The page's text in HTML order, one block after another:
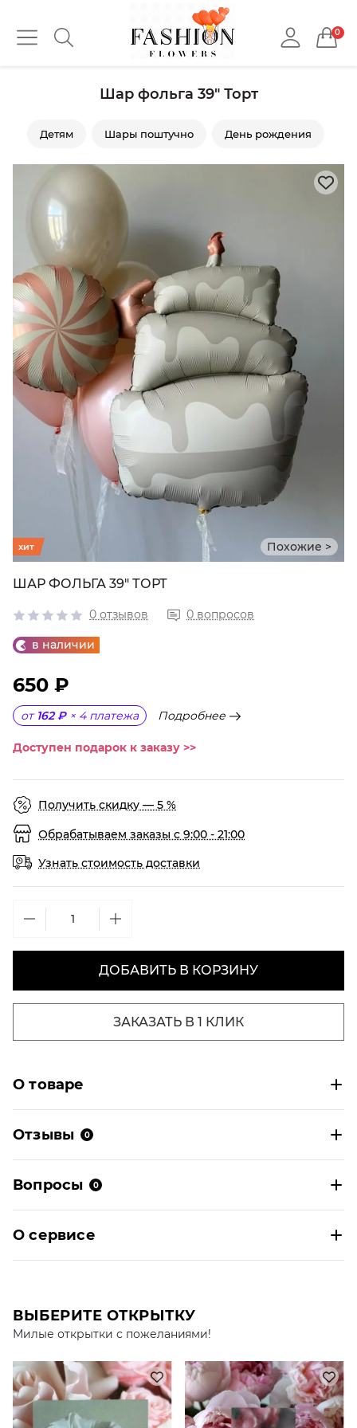
0
Шар фольга 39" Торт
Детям Шары поштучно День рождения
Похожие >
хит
ШАР ФОЛЬГА 39" ТОРТ
0 отзывов 0 вопросов
в наличии
650 ₽
от 162 ₽ × 4 платежа Подробнее
Доступен подарок к заказу >>
Получить скидку — 5 %
Обрабатываем заказы с 9:00 - 21:00
Узнать стоимость доставки
ДОБАВИТЬ В КОРЗИНУ
ЗАКАЗАТЬ В 1 КЛИК
О товаре
Отзывы 0
Вопросы 0
О сервисе
ВЫБЕРИТЕ ОТКРЫТКУ
Милые открытки с пожеланиями!